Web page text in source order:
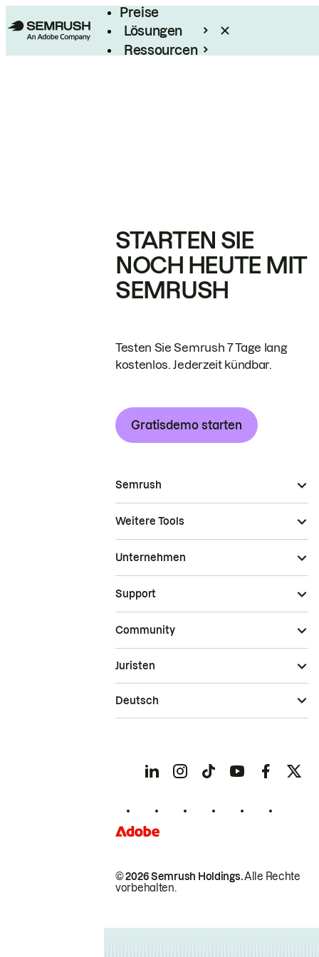
Preise
Lösungen
Ressourcen
STARTEN SIE
NOCH HEUTE MIT
SEMRUSH
Testen Sie Semrush 7 Tage lang
kostenlos. Jederzeit kündbar.
Gratisdemo starten
Semrush
Weitere Tools
Unternehmen
Support
Community
© 2026 Semrush Holdings.Alle Rechte
vorbehalten.
Juristen
Deutsch